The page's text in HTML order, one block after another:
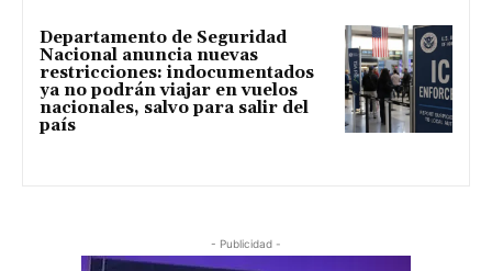
Departamento de Seguridad
Nacional anuncia nuevas
restricciones: indocumentados
ya no podrán viajar en vuelos
nacionales, salvo para salir del
país
- Publicidad -